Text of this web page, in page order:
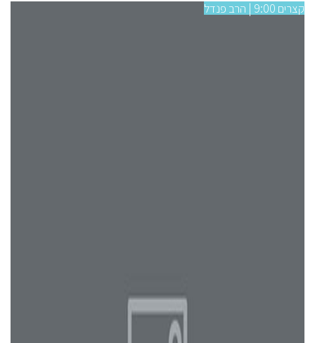
קצרים 9:00 | הרב פנדל